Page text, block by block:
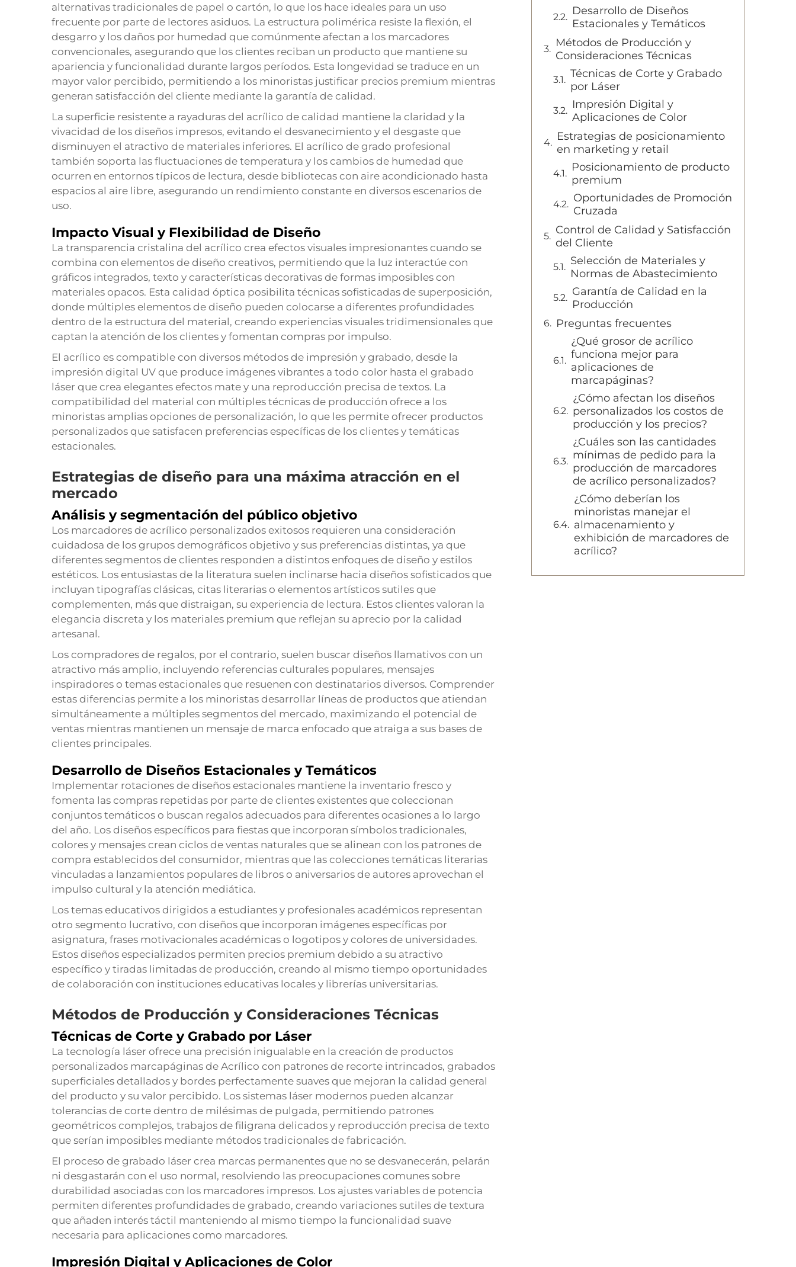
alternativas tradicionales de papel o cartón, lo que los hace ideales para un uso
frecuente por parte de lectores asiduos. La estructura polimérica resiste la flexión, el
desgarro y los daños por humedad que comúnmente afectan a los marcadores
convencionales, asegurando que los clientes reciban un producto que mantiene su
apariencia y funcionalidad durante largos períodos. Esta longevidad se traduce en un
mayor valor percibido, permitiendo a los minoristas justificar precios premium mientras
generan satisfacción del cliente mediante la garantía de calidad.
La superficie resistente a rayaduras del acrílico de calidad mantiene la claridad y la
vivacidad de los diseños impresos, evitando el desvanecimiento y el desgaste que
disminuyen el atractivo de materiales inferiores. El acrílico de grado profesional
también soporta las fluctuaciones de temperatura y los cambios de humedad que
ocurren en entornos típicos de lectura, desde bibliotecas con aire acondicionado hasta
espacios al aire libre, asegurando un rendimiento constante en diversos escenarios de
uso.
Impacto Visual y Flexibilidad de Diseño
La transparencia cristalina del acrílico crea efectos visuales impresionantes cuando se
combina con elementos de diseño creativos, permitiendo que la luz interactúe con
gráficos integrados, texto y características decorativas de formas imposibles con
materiales opacos. Esta calidad óptica posibilita técnicas sofisticadas de superposición,
donde múltiples elementos de diseño pueden colocarse a diferentes profundidades
dentro de la estructura del material, creando experiencias visuales tridimensionales que
captan la atención de los clientes y fomentan compras por impulso.
El acrílico es compatible con diversos métodos de impresión y grabado, desde la
impresión digital UV que produce imágenes vibrantes a todo color hasta el grabado
láser que crea elegantes efectos mate y una reproducción precisa de textos. La
compatibilidad del material con múltiples técnicas de producción ofrece a los
minoristas amplias opciones de personalización, lo que les permite ofrecer productos
personalizados que satisfacen preferencias específicas de los clientes y temáticas
estacionales.
Estrategias de diseño para una máxima atracción en el
mercado
Análisis y segmentación del público objetivo
Los marcadores de acrílico personalizados exitosos requieren una consideración
cuidadosa de los grupos demográficos objetivo y sus preferencias distintas, ya que
diferentes segmentos de clientes responden a distintos enfoques de diseño y estilos
estéticos. Los entusiastas de la literatura suelen inclinarse hacia diseños sofisticados que
incluyan tipografías clásicas, citas literarias o elementos artísticos sutiles que
complementen, más que distraigan, su experiencia de lectura. Estos clientes valoran la
elegancia discreta y los materiales premium que reflejan su aprecio por la calidad
artesanal.
Los compradores de regalos, por el contrario, suelen buscar diseños llamativos con un
atractivo más amplio, incluyendo referencias culturales populares, mensajes
inspiradores o temas estacionales que resuenen con destinatarios diversos. Comprender
estas diferencias permite a los minoristas desarrollar líneas de productos que atiendan
simultáneamente a múltiples segmentos del mercado, maximizando el potencial de
ventas mientras mantienen un mensaje de marca enfocado que atraiga a sus bases de
clientes principales.
Desarrollo de Diseños Estacionales y Temáticos
Implementar rotaciones de diseños estacionales mantiene la inventario fresco y
fomenta las compras repetidas por parte de clientes existentes que coleccionan
conjuntos temáticos o buscan regalos adecuados para diferentes ocasiones a lo largo
del año. Los diseños específicos para fiestas que incorporan símbolos tradicionales,
colores y mensajes crean ciclos de ventas naturales que se alinean con los patrones de
compra establecidos del consumidor, mientras que las colecciones temáticas literarias
vinculadas a lanzamientos populares de libros o aniversarios de autores aprovechan el
impulso cultural y la atención mediática.
Los temas educativos dirigidos a estudiantes y profesionales académicos representan
otro segmento lucrativo, con diseños que incorporan imágenes específicas por
asignatura, frases motivacionales académicas o logotipos y colores de universidades.
Estos diseños especializados permiten precios premium debido a su atractivo
específico y tiradas limitadas de producción, creando al mismo tiempo oportunidades
de colaboración con instituciones educativas locales y librerías universitarias.
Métodos de Producción y Consideraciones Técnicas
Técnicas de Corte y Grabado por Láser
La tecnología láser ofrece una precisión inigualable en la creación de productos
personalizados marcapáginas de Acrílico con patrones de recorte intrincados, grabados
superficiales detallados y bordes perfectamente suaves que mejoran la calidad general
del producto y su valor percibido. Los sistemas láser modernos pueden alcanzar
tolerancias de corte dentro de milésimas de pulgada, permitiendo patrones
geométricos complejos, trabajos de filigrana delicados y reproducción precisa de texto
que serían imposibles mediante métodos tradicionales de fabricación.
El proceso de grabado láser crea marcas permanentes que no se desvanecerán, pelarán
ni desgastarán con el uso normal, resolviendo las preocupaciones comunes sobre
durabilidad asociadas con los marcadores impresos. Los ajustes variables de potencia
permiten diferentes profundidades de grabado, creando variaciones sutiles de textura
que añaden interés táctil manteniendo al mismo tiempo la funcionalidad suave
necesaria para aplicaciones como marcadores.
Impresión Digital y Aplicaciones de Color
Desarrollo de Diseños
Estacionales y Temáticos
Métodos de Producción y
Consideraciones Técnicas
Técnicas de Corte y Grabado
por Láser
Impresión Digital y
Aplicaciones de Color
Estrategias de posicionamiento
en marketing y retail
Posicionamiento de producto
premium
Oportunidades de Promoción
Cruzada
Control de Calidad y Satisfacción
del Cliente
Selección de Materiales y
Normas de Abastecimiento
Garantía de Calidad en la
Producción
Preguntas frecuentes
¿Qué grosor de acrílico
funciona mejor para
aplicaciones de
marcapáginas?
¿Cómo afectan los diseños
personalizados los costos de
producción y los precios?
¿Cuáles son las cantidades
mínimas de pedido para la
producción de marcadores
de acrílico personalizados?
¿Cómo deberían los
minoristas manejar el
almacenamiento y
exhibición de marcadores de
acrílico?